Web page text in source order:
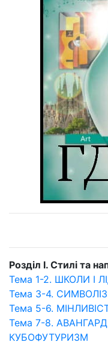
Розділ І. Стилі та
Тема 1-2. ШКОЛИ І
Тема 3-4.
Тема 5-6.
Тема 7-8.
КУБОФУТУРИЗМ